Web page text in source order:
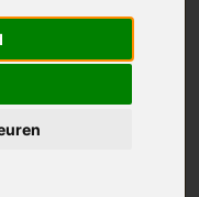
we houden u op
aanbod.